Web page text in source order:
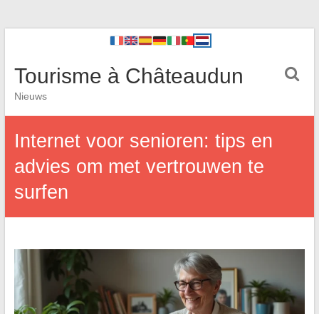
Tourisme à Châteaudun
Nieuws
Internet voor senioren: tips en
advies om met vertrouwen te
surfen